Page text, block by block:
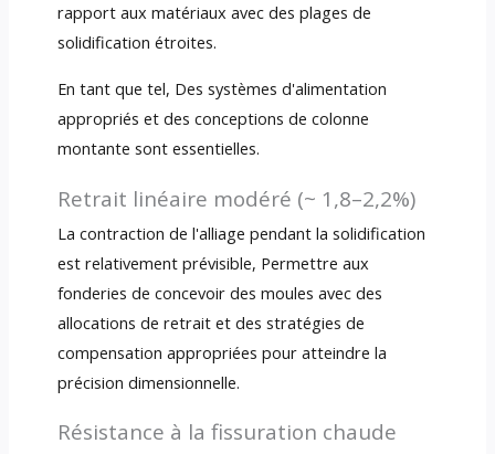
rapport aux matériaux avec des plages de
solidification étroites.
En tant que tel, Des systèmes d'alimentation
appropriés et des conceptions de colonne
montante sont essentielles.
Retrait linéaire modéré (~ 1,8–2,2%)
La contraction de l'alliage pendant la solidification
est relativement prévisible, Permettre aux
fonderies de concevoir des moules avec des
allocations de retrait et des stratégies de
compensation appropriées pour atteindre la
précision dimensionnelle.
Résistance à la fissuration chaude